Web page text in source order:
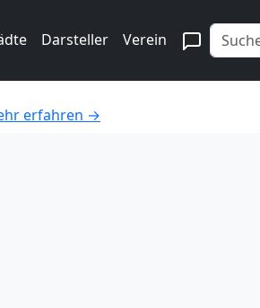
Darsteller Verein
erfahren →